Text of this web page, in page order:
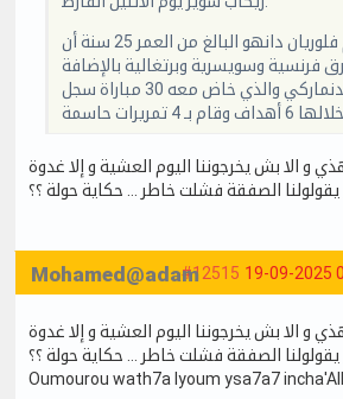
وسبق للمهاجم فلوريان دانهو البالغ من العمر 25 سنة أن
فرنسية وسويسرية وبرتغالية بالإضافة
إلى فريق راندرز الدنماركي والذي خاض معه 30 مباراة سجل
و الا بش يخرجوننا اليوم العشية و إلا غدوة
يقولولنا الصفقة فشلت خاطر … حكاية حولة ؟؟
#12515 19-09-2025
Mohamed@adam
و الا بش يخرجوننا اليوم العشية و إلا غدوة
Oumourou wath7a lyoum ysa7a7